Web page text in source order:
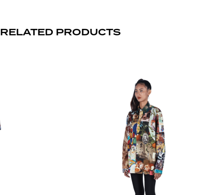
RELATED PRODUCTS